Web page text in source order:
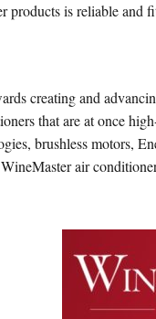
is reliable and
creating and
that are at once
brushless motors,
air